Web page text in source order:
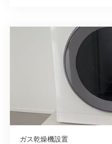
ガス乾燥機設置